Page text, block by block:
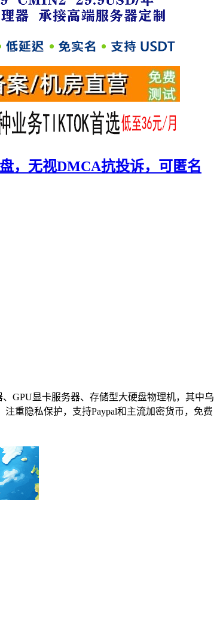
，无视DMCA抗投诉，可匿名
GPU显卡服务器、存储型大硬盘物理机，其中乌
重隐私保护，支持Paypal和主流加密货币，免费